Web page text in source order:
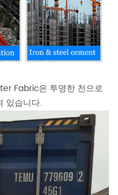
Fabric은 투명한 천으로
있습니다.